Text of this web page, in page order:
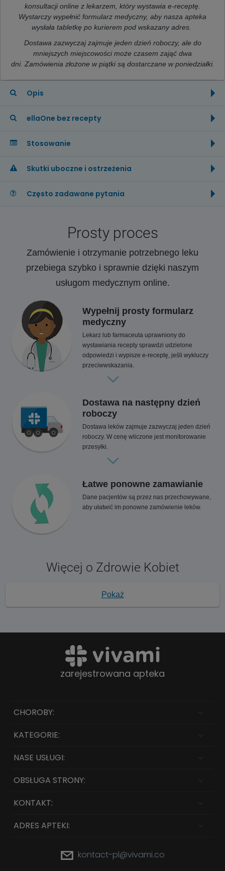
konsultacji online z lekarzem, który wystawia e-receptę.
Wystarczy wypełnić formularz medyczny, aby nasza apteka
wysłała tabletkę po kurierem pod wskazany adres.
Dostawa zazwyczaj zajmuje jeden dzień roboczy, aledo
mniejszych miejscowości może czasem zająć dwa
dni. Zamówienia złożone w piątki są dostarczane w poniedziałki.
Opis
ellaOne bez recepty
Stosowanie
Skutki uboczne i ostrzeżenia
Często zadawane pytania
Prosty proces
Zamówienie i otrzymanie potrzebnego leku
przebiega szybko i sprawnie dzięki naszym
usługom medycznym online.
Wypełnij prosty formularz
medyczny
Lekarz lub farmaceuta uprawniony do
wystawiania recepty sprawdzi udzielone
odpowiedzi i wypisze e-receptę, jeśli wykluczy
przeciwwskazania.
Dostawa na następny dzień
roboczy
Dostawa leków zajmuje zazwyczaj jeden dzień
roboczy. W cenę wliczone jest monitorowanie
przesyłki.
Łatwe ponowne zamawianie
Dane pacjentów są przez nas przechowywane,
aby ułatwić im ponowne zamówienie leków.
Więcej o Zdrowie Kobiet
Pokaż
zarejestrowana apteka
CHOROBY:
KATEGORIE:
NASE USŁUGI:
OBSŁUGA STRONY:
KONTAKT:
ADRES APTEKI:
kontact-pl@vivami.co